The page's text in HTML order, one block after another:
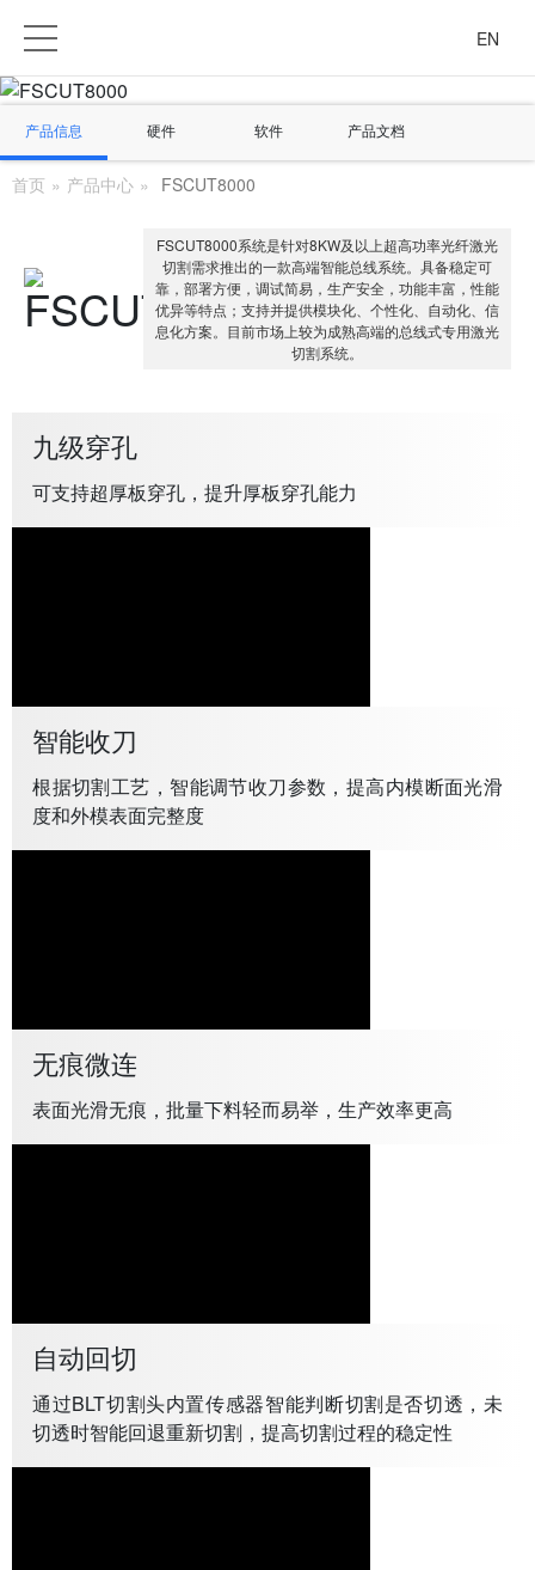
EN
产品信息 硬件 软件 产品文档
首页 » 产品中心 » FSCUT8000
FSCUT8000系统是针对8KW及以上超高功率光纤激光
切割需求推出的一款高端智能总线系统。具备稳定可
靠，部署方便，调试简易，生产安全，功能丰富，性能
优异等特点；支持并提供模块化、个性化、自动化、信
息化方案。目前市场上较为成熟高端的总线式专用激光
切割系统。
九级穿孔
可支持超厚板穿孔，提升厚板穿孔能力
智能收刀
根据切割工艺，智能调节收刀参数，提高内模断面光滑
度和外模表面完整度
无痕微连
表面光滑无痕，批量下料轻而易举，生产效率更高
自动回切
通过BLT切割头内置传感器智能判断切割是否切透，未
切透时智能回退重新切割，提高切割过程的稳定性